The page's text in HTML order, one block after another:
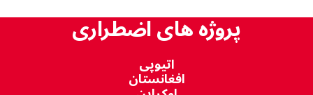
پروژه های اضطراری
اتیوپی
افغانستان